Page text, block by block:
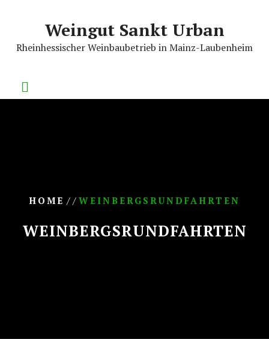
Weingut Sankt Urban
Rheinhessischer Weinbaubetrieb in Mainz-Laubenheim
HOME / / WEINBERGSRUNDFAHRTEN
WEINBERGSRUNDFAHRTEN